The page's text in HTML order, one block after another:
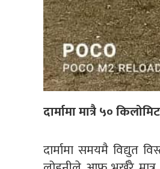
दार्मामा मात्रै ५०
दार्मामा समयमै विद्युत